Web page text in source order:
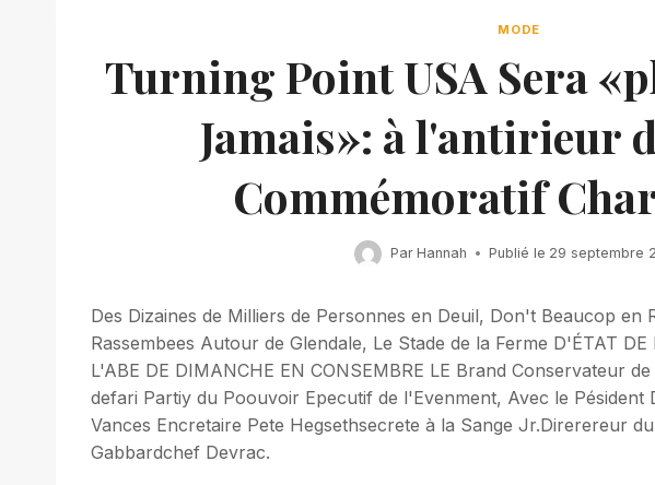
MODE
Turning Point USA Sera
Jamais»: à l'antirieur
Commémoratif
Par Hannah Publié le 29 septembre
Des Dizaines de Milliers de Personnes en Deuil, Don't Beaucop en
Rassembees Autour de Glendale, Le Stade de la Ferme D'ÉTAT
L'ABE DE DIMANCHE EN CONSEMBRE LE Brand Conservateur
defari Partiy du Poouvoir Epecutif de l'Evenment, Avec le Pésident
Vances Encretaire Pete Hegsethsecrete à la Sange Jr.Direrereur
Gabbardchef Devrac.